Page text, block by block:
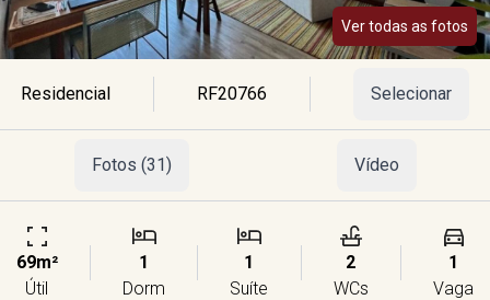
Ver todas as fotos
Residencial RF20766 Selecionar
Fotos (31) Vídeo
69m²
Útil
1
Dorm
1
Suíte
2
WCs
1
Vaga